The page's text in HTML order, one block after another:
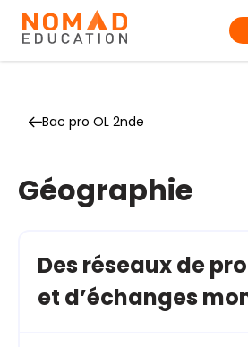
Bac pro OL 2nde
Géographie
Des réseaux de
et d’échanges